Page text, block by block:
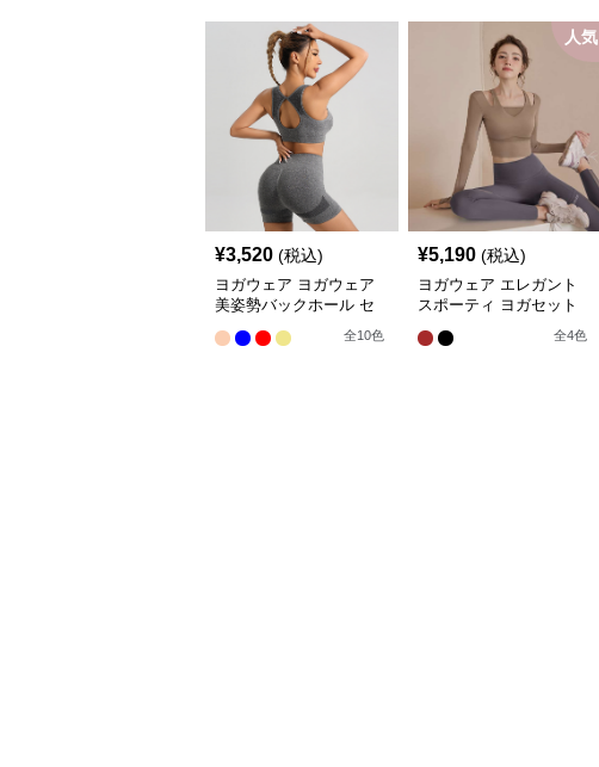
¥3,520 (税込)
ヨガウェア ヨガウェア
美姿勢バックホール セ
全10色
人気
¥5,190 (税込)
ヨガウェア エレガント
スポーティ ヨガセット
全4色